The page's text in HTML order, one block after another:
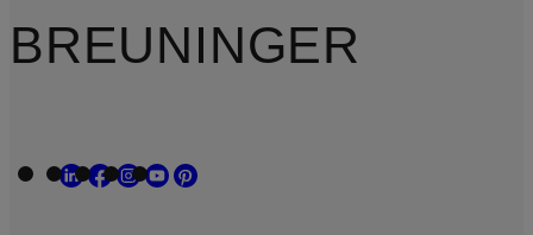
BREUNINGER